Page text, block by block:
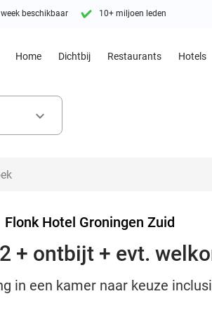
beschikbaar 10+ miljoen leden
Home Dichtbij Restaurants Hotels
keyboard_arrow_down
Flonk Hotel Groningen Zuid
+ ontbijt + evt.
in een kamer naar keuze